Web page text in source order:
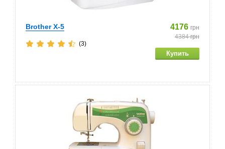
Brother X-5 4176 грн
4384грн
(3)